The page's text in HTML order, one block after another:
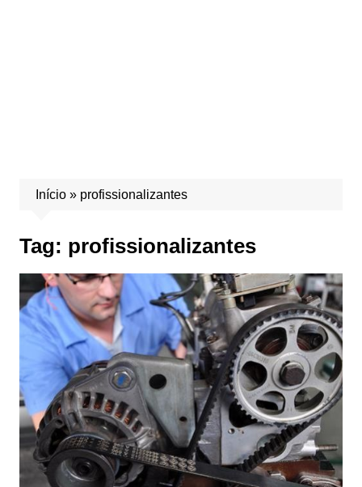
Início» profissionalizantes
Tag: profissionalizantes